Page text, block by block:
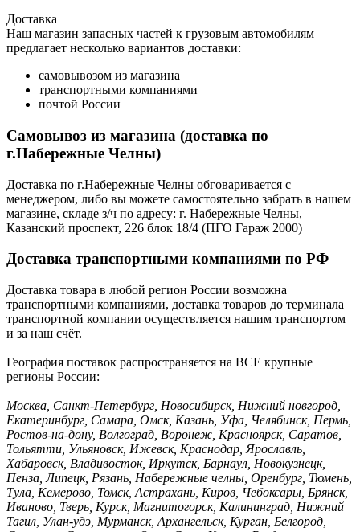
Доставка
Наш магазин запасных частей к грузовым автомобилям
предлагает несколько вариантов доставки:
самовывозом из магазина
транспортными компаниями
почтой России
Самовывоз из магазина (доставка по
г.Набережные Челны)
Доставка по г.Набережные Челны обговаривается с
менеджером, либо вы можете самостоятельно забрать в нашем
магазине, складе з/ч по адресу: г. Набережные Челны,
Казанский проспект, 226 блок 18/4 (ПГО Гараж 2000)
Доставка транспортными компаниями по РФ
Доставка товара в любой регион России возможна
транспортными компаниями, доставка товаров до терминала
транспортной компании осуществляется нашим транспортом
и за наш счёт.
География поставок распространяется на ВСЕ крупные
регионы России:
Москва, Санкт-Петербург, Новосибирск, Нижний новгород,
Екатеринбург, Самара, Омск, Казань, Уфа, Челябинск, Пермь,
Ростов-на-дону, Волгоград, Воронеж, Красноярск, Саратов,
Тольятти, Ульяновск, Ижевск, Краснодар, Ярославль,
Хабаровск, Владивосток, Иркутск, Барнаул, Новокузнецк,
Пенза, Липецк, Рязань, Набережные челны, Оренбург, Тюмень,
Тула, Кемерово, Томск, Астрахань, Киров, Чебоксары, Брянск,
Иваново, Тверь, Курск, Магнитогорск, Калининград, Нижний
Тагил, Улан-удэ, Мурманск, Архангельск, Курган, Белгород,